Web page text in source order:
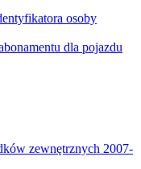
osoby
dla pojazdu
zewnętrznych 2007-